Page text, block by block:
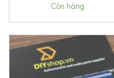
Còn hàng